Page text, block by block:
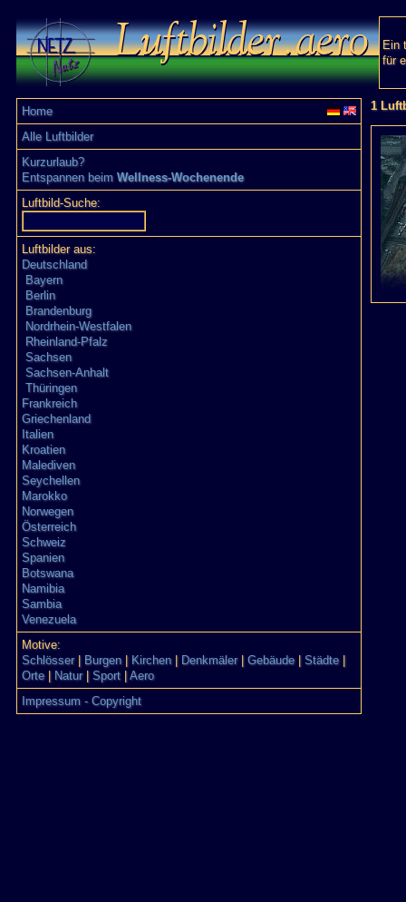
Ein
für
Home
Alle Luftbilder
Kurzurlaub?
Entspannen beim Wellness-Wochenende
Luftbild-Suche:
Luftbilder aus:
Deutschland
Bayern
Berlin
Brandenburg
Nordrhein-Westfalen
Rheinland-Pfalz
Sachsen
Sachsen-Anhalt
Thüringen
Frankreich
Griechenland
Italien
Kroatien
Malediven
Seychellen
Marokko
Norwegen
Österreich
Schweiz
Spanien
Botswana
Namibia
Sambia
Venezuela
Motive:
Schlösser| Burgen| Kirchen| Denkmäler| Gebäude| Städte|
Orte| Natur| Sport
Aero
Impressum - Copyright
1